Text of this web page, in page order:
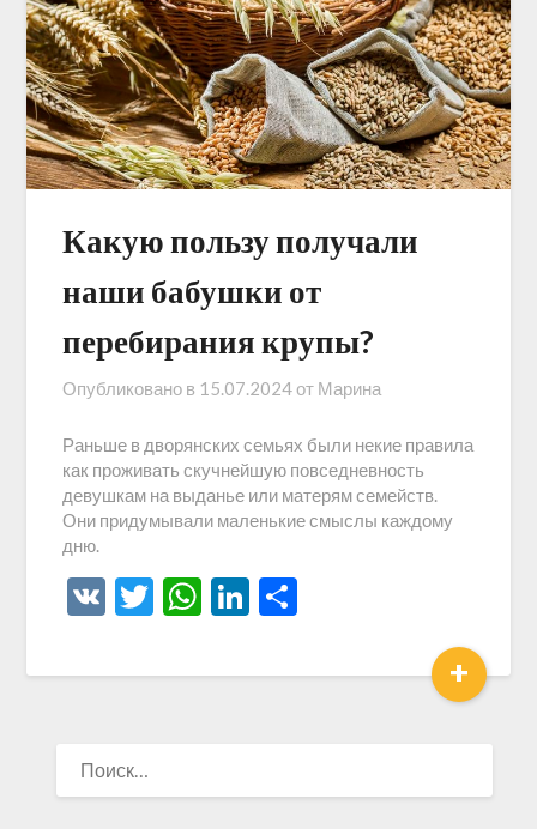
Какую пользу получали
наши бабушки от
перебирания крупы?
Опубликовано в 15.07.2024от Марина
Раньше в дворянских семьях были некие правила
как проживать скучнейшую повседневность
девушкам на выданье или матерям семейств.
Они придумывали маленькие смыслы каждому
дню.
VK Twitter
WhatsApp
LinkedIn
+